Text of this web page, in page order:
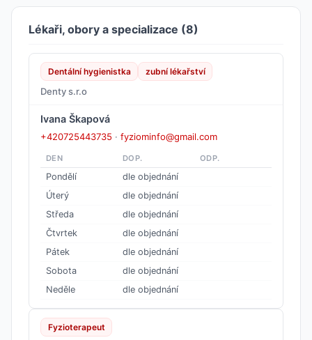
Lékaři, obory a specializace (8)
Dentální hygienistka zubní lékařství
Denty s.r.o
Ivana Škapová
+420725443735 · fyziominfo@gmail.com
DEN DOP. ODP.
Pondělí
dle objednání
Úterý
dle objednání
Středa
dle objednání
Čtvrtek
dle objednání
Pátek
dle objednání
Sobota
dle objednání
Neděle
dle objednání
Fyzioterapeut